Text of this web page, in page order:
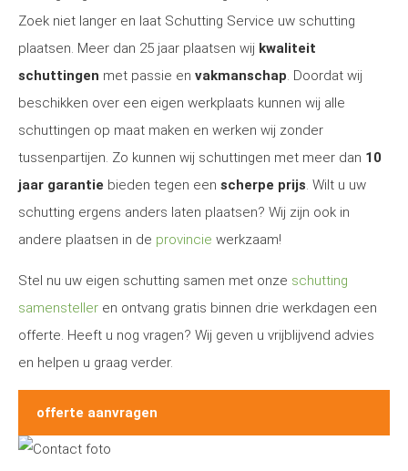
Zoek niet langer en laat Schutting Service uw schutting
plaatsen. Meer dan 25 jaar plaatsen wij kwaliteit
schuttingen met passie en vakmanschap. Doordat wij
beschikken over een eigen werkplaats kunnen wij alle
schuttingen op maat maken en werken wij zonder
tussenpartijen. Zo kunnen wij schuttingen met meer dan 10
jaar garantie bieden tegen een scherpe prijs. Wilt u uw
schutting ergens anders laten plaatsen? Wij zijn ook in
andere plaatsen in de provincie werkzaam!
Stel nu uw eigen schutting samen met onze schutting
samensteller en ontvang gratis binnen drie werkdagen een
offerte. Heeft u nog vragen? Wij geven u vrijblijvend advies
en helpen u graag verder.
offerte aanvragen